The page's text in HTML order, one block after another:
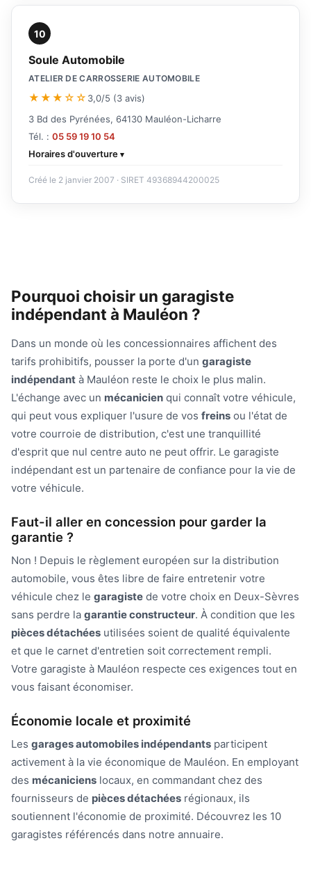
10
Soule Automobile
ATELIER DE CARROSSERIE AUTOMOBILE
★★★☆☆ 3,0/5 (3 avis)
3 Bd des Pyrénées, 64130 Mauléon-Licharre
Tél. : 05 59 19 10 54
Horaires d'ouverture
Créé le 2 janvier 2007 · SIRET 49368944200025
Pourquoi choisir un garagiste
indépendant à Mauléon ?
Dans un monde où les concessionnaires affichent des
tarifs prohibitifs, pousser la porte d'un garagiste
indépendant à Mauléon reste le choix le plus malin.
L'échange avec un mécanicien qui connaît votre véhicule,
qui peut vous expliquer l'usure de vos freins ou l'état de
votre courroie de distribution, c'est une tranquillité
d'esprit que nul centre auto ne peut offrir. Le garagiste
indépendant est un partenaire de confiance pour la vie de
votre véhicule.
Faut-il aller en concession pour garder la
garantie ?
Non ! Depuis le règlement européen sur la distribution
automobile, vous êtes libre de faire entretenir votre
véhicule chez le garagiste de votre choix en Deux-Sèvres
sans perdre la garantie constructeur. À condition que les
pièces détachées utilisées soient de qualité équivalente
et que le carnet d'entretien soit correctement rempli.
Votre garagiste à Mauléon respecte ces exigences tout en
vous faisant économiser.
Économie locale et proximité
Les garages automobiles indépendants participent
activement à la vie économique de Mauléon. En employant
des mécaniciens locaux, en commandant chez des
fournisseurs de pièces détachées régionaux, ils
soutiennent l'économie de proximité. Découvrez les 10
garagistes référencés dans notre annuaire.